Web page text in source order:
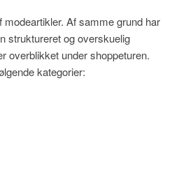
modeartikler. Af samme grund har
struktureret og overskuelig
overblikket under shoppeturen.
kategorier: